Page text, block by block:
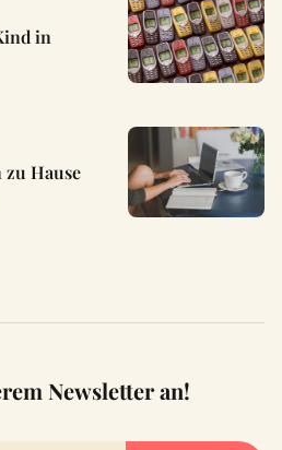
in
zu Hause
Newsletter an!